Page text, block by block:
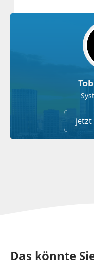
jetzt
Das könnte